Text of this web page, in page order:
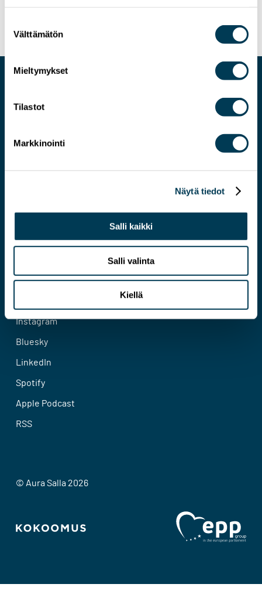
valinta
Välttämätön
Mieltymykset
Tilastot
Markkinointi
Näytä tiedot
Salli kaikki
Salli valinta
Kiellä
Global Standards
Cookie policy
Instagram
Bluesky
LinkedIn
Spotify
Apple Podcast
RSS
© Aura Salla 2026